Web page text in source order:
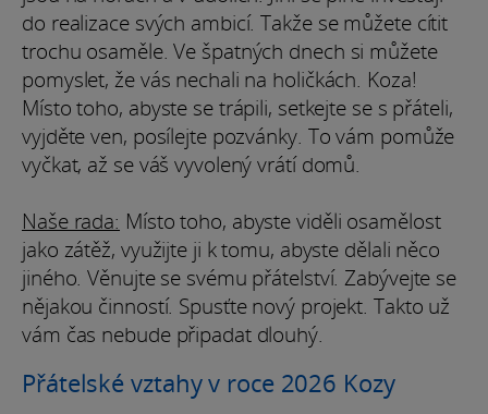
do realizace svých ambicí. Takže se můžete cítit
trochu osaměle. Ve špatných dnech si můžete
pomyslet, že vás nechali na holičkách. Koza!
Místo toho, abyste se trápili, setkejte se s přáteli,
vyjděte ven, posílejte pozvánky. To vám pomůže
vyčkat, až se váš vyvolený vrátí domů.
Naše rada: Místo toho, abyste viděli osamělost
jako zátěž, využijte ji k tomu, abyste dělali něco
jiného. Věnujte se svému přátelství. Zabývejte se
nějakou činností. Spusťte nový projekt. Takto už
vám čas nebude připadat dlouhý.
Přátelské vztahy v roce 2026 Kozy